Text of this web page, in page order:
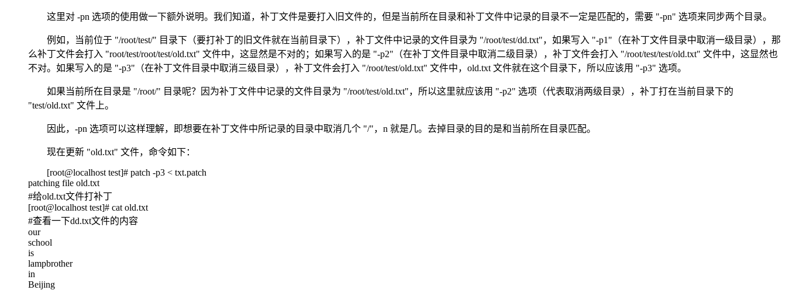
这里对 -pn 选项的使用做一下额外说明。我们知道，补丁文件是要打入旧文件的，但是当前所在目录和补丁文件中记录的目录不一定是匹配的，需要 "-pn" 选项来同步两个目录。
例如，当前位于 "/root/test/" 目录下（要打补丁的旧文件就在当前目录下），补丁文件中记录的文件目录为 "/root/test/dd.txt"，如果写入 "-p1"（在补丁文件目录中取消一级目录），那
么补丁文件会打入 "root/test/root/test/old.txt" 文件中，这显然是不对的；如果写入的是 "-p2"（在补丁文件目录中取消二级目录），补丁文件会打入 "/root/test/test/old.txt" 文件中，这显然也
不对。如果写入的是 "-p3"（在补丁文件目录中取消三级目录），补丁文件会打入 "/root/test/old.txt" 文件中，old.txt 文件就在这个目录下，所以应该用 "-p3" 选项。
如果当前所在目录是 "/root/" 目录呢？因为补丁文件中记录的文件目录为 "/root/test/old.txt"，所以这里就应该用 "-p2" 选项（代表取消两级目录），补丁打在当前目录下的
"test/old.txt" 文件上。
因此，-pn 选项可以这样理解，即想要在补丁文件中所记录的目录中取消几个 "/"，n 就是几。去掉目录的目的是和当前所在目录匹配。
现在更新 "old.txt" 文件，命令如下：
[root@localhost test]# patch -p3 < txt.patch
patching file old.txt
#给old.txt文件打补丁
[root@localhost test]# cat old.txt
#查看一下dd.txt文件的内容
our
school
is
lampbrother
in
Beijing